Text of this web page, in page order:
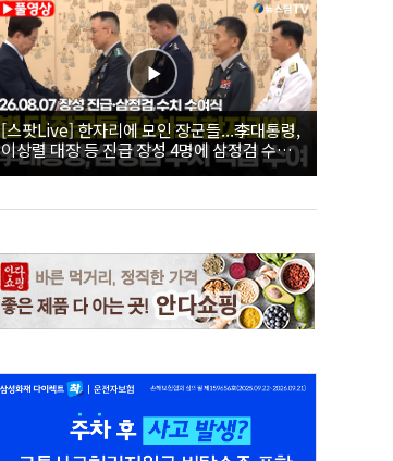
[스팟Live] 한자리에 모인 장군들...李대통령,
이상렬 대장 등 진급 장성 4명에 삼정검 수치
직접 수여｜26.08.07 장성 진급·삼정검 수치